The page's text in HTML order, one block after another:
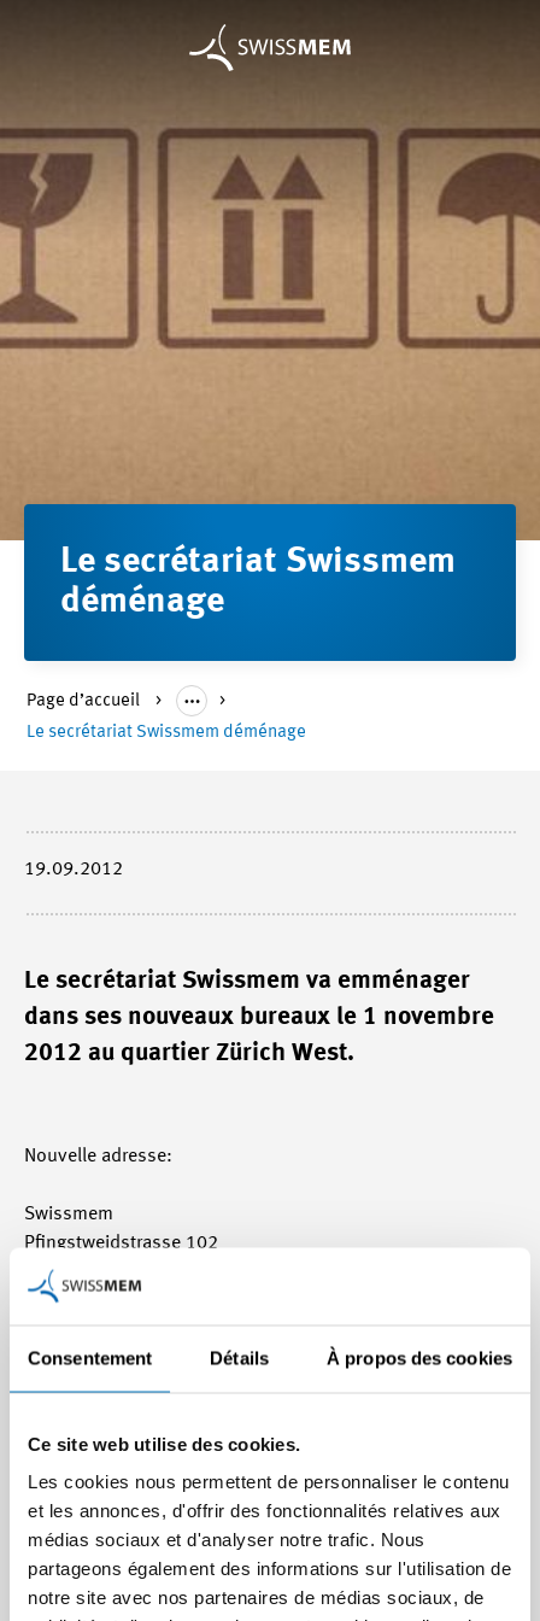
Consentement Détails À propos des cookies
Ce site web utilise des cookies.
Les cookies nous permettent de personnaliser le contenu
et les annonces, d'offrir des fonctionnalités relatives aux
médias sociaux et d'analyser notre trafic. Nous
partageons également des informations sur l'utilisation de
notre site avec nos partenaires de médias sociaux, de
Le secrétariat Swissmem
déménage
Page d’accueil
Le secrétariat Swissmem déménage
19.09.2012
Le secrétariat Swissmem va emménager
dans ses nouveaux bureaux le 1 novembre
2012 au quartier Zürich West.
Nouvelle adresse:
Swissmem
Pfingstweidstrasse 102
Case postale
8037 Zurich
Vous trouverez le plan d’accès du nouvel emplacement
sous:
dacces.html>http://www.swissmem.ch/fr/contact/plan-
dacces.html</link> Le secrétariat sera fermé le 30 octobre
dès 12 heures pour cause de déménagement. Le 31
octobre, nous serons de nouveau atteignables par
téléphone et, dans le courant de la journée, par e-mail.
Les numéros de téléphones de vos personnes de contact